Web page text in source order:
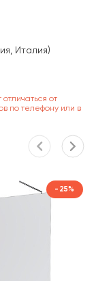
Италия)
от
по телефону или в
-25%